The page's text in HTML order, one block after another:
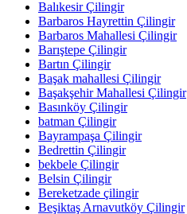
Balıkesir Çilingir
Barbaros Hayrettin Çilingir
Barbaros Mahallesi Çilingir
Barıştepe Çilingir
Bartın Çilingir
Başak mahallesi Çilingir
Başakşehir Mahallesi Çilingir
Basınköy Çilingir
batman Çilingir
Bayrampaşa Çilingir
Bedrettin Çilingir
bekbele Çilingir
Belsin Çilingir
Bereketzade çilingir
Beşiktaş Arnavutköy Çilingir